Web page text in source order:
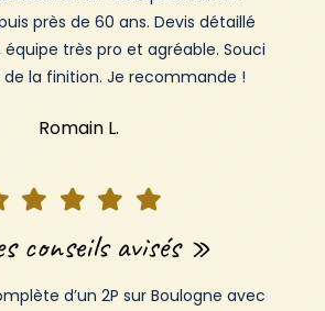
près de 60 ans. Devis détaillé
équipe très pro et agréable. Souci
la finition. Je recommande !
Romain L.
conseils avisés »
d’un 2P sur Boulogne avec